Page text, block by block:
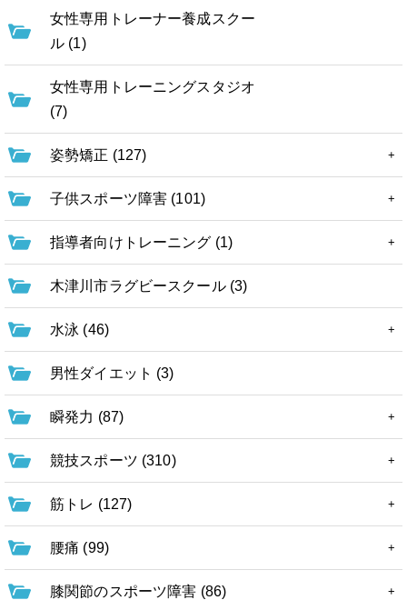
女性専用トレーナー養成スクー
ル (1)
女性専用トレーニングスタジオ
(7)
姿勢矯正 (127)
子供スポーツ障害 (101)
指導者向けトレーニング (1)
木津川市ラグビースクール (3)
水泳 (46)
男性ダイエット (3)
瞬発力 (87)
競技スポーツ (310)
筋トレ (127)
腰痛 (99)
膝関節のスポーツ障害 (86)